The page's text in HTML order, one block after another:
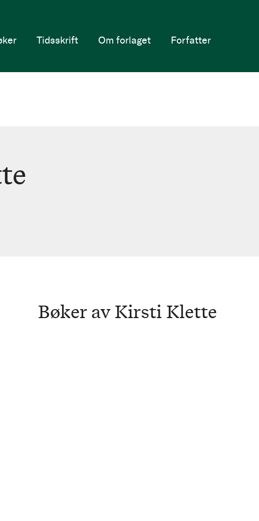
Tidsskrift Om forlaget Forfatter
Bøker av Kirsti Klette